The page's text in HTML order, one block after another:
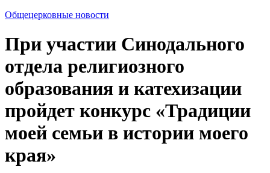
Общецерковные новости
При участии Синодального
отдела религиозного
образования и катехизации
пройдет конкурс «Традиции
моей семьи в истории моего
края»